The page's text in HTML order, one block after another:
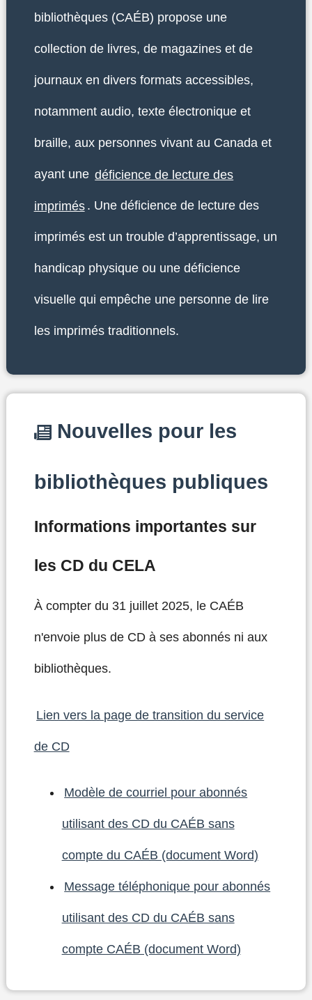
bibliothèques (CAÉB) propose une
collection de livres, de magazines et de
journaux en divers formats accessibles,
notamment audio, texte électronique et
braille, aux personnes vivant au Canada et
ayant une déficience de lecture des
imprimés . Une déficience de lecture des
imprimés est un trouble d’apprentissage, un
handicap physique ou une déficience
visuelle qui empêche une personne de lire
les imprimés traditionnels.
Nouvelles pour les
bibliothèques publiques
Informations importantes sur
les CD du CELA
À compter du 31 juillet 2025, le CAÉB
n'envoie plus de CD à ses abonnés ni aux
bibliothèques.
Lien vers la page de transition du service
de CD
Modèle de courriel pour abonnés
utilisant des CD du CAÉB sans
compte du CAÉB (document Word)
Message téléphonique pour abonnés
utilisant des CD du CAÉB sans
compte CAÉB (document Word)